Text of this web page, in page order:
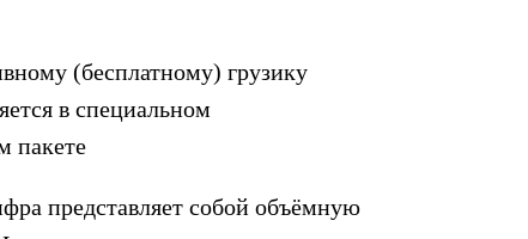
(бесплатному) грузику
в специальном
пакете
представляет собой объёмную